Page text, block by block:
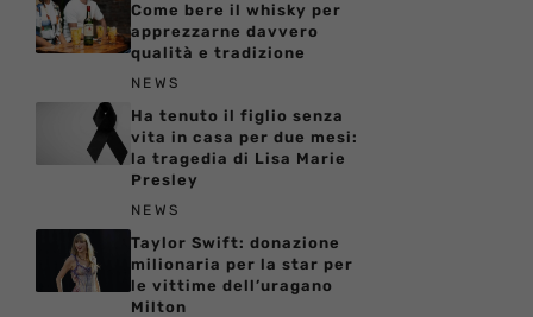
Come bere il whisky per
apprezzarne davvero
qualità e tradizione
NEWS
Ha tenuto il figlio senza
vita in casa per due mesi:
la tragedia di Lisa Marie
Presley
NEWS
Taylor Swift: donazione
milionaria per la star per
le vittime dell’uragano
Milton